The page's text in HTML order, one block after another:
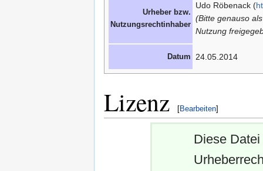
Urheber bzw.
Nutzungsrechtinhaber
Udo Röbenack (
(Bitte genauso
Nutzung
Datum 24.05.2014
Lizenz [Bearbeiten]
Diese